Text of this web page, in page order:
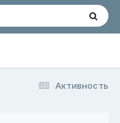
Активность